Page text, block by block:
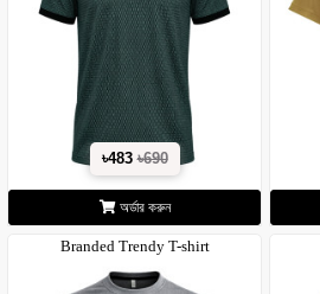
৳483৳690
অর্ডার করুন
Branded Trendy T-shirt